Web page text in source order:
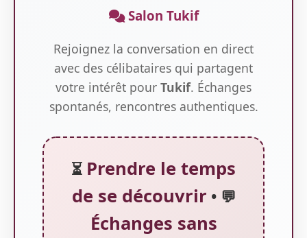
Salon Tukif
Rejoignez la conversation en direct
avec des célibataires qui partagent
votre intérêt pour Tukif. Échanges
spontanés, rencontres authentiques.
⏳ Prendre le temps
de se découvrir • 💬
Échanges sans